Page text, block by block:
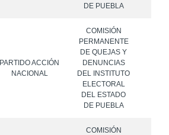
DE PUEBLA
PARTIDO ACCIÓN
NACIONAL
COMISIÓN
PERMANENTE
DE QUEJAS Y
DENUNCIAS
DEL INSTITUTO
ELECTORAL
DEL ESTADO
DE PUEBLA
COMISIÓN